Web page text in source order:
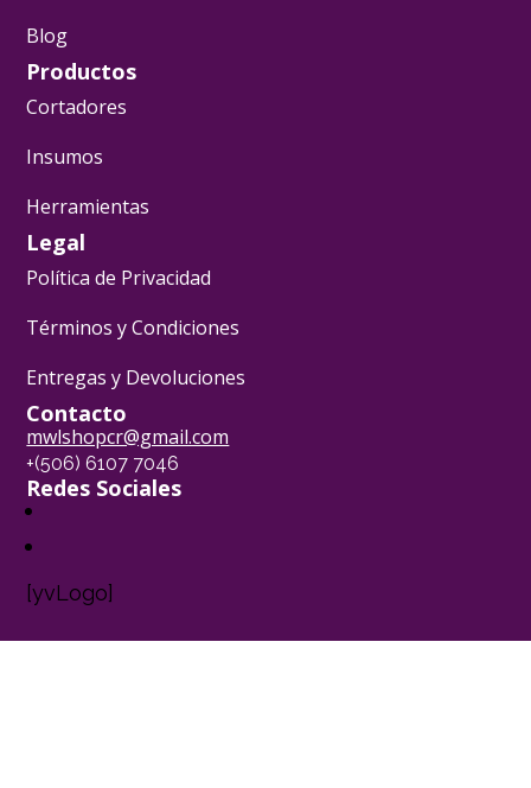
Blog
Productos
Cortadores
Insumos
Herramientas
Legal
Política de Privacidad
Términos y Condiciones
Entregas y Devoluciones
Contacto
mwlshopcr@gmail.com
+(506) 6107 7046
Redes Sociales
[yvLogo]